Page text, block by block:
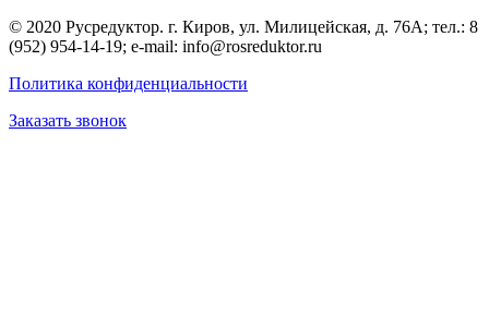
© 2020 Русредуктор. г. Киров, ул. Милицейская, д. 76А; тел.: 8
(952) 954-14-19; e-mail: info@rosreduktor.ru
Политика конфиденциальности
Заказать звонок